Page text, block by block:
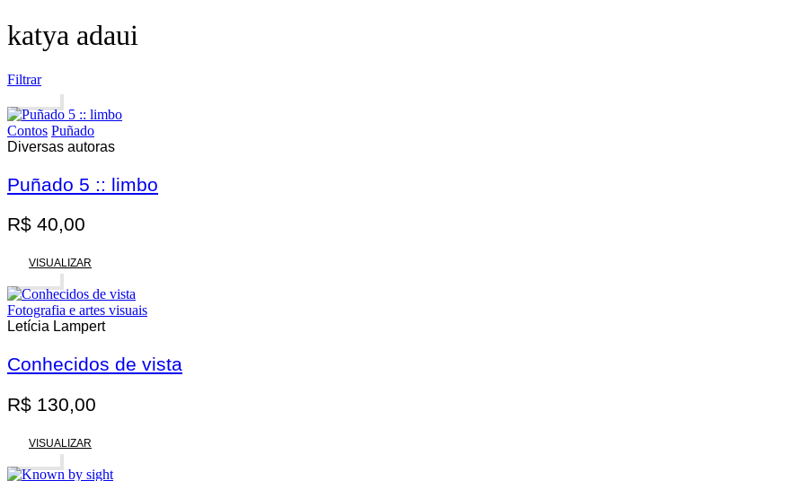
katya adaui
Filtrar
Promoção
Contos Puñado
Diversas autoras
Puñado 5 :: limbo
R$ 40,00
VISUALIZAR
Fotografia e artes visuais
Letícia Lampert
Conhecidos de vista
R$ 130,00
VISUALIZAR